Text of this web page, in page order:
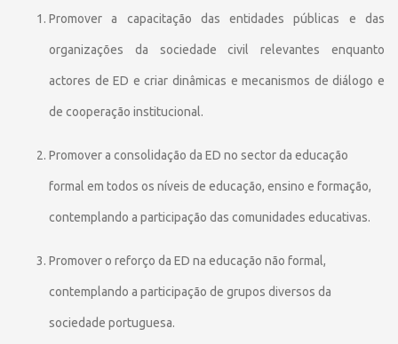
Promover a capacitação das entidades públicas e das
organizações da sociedade civil relevantes enquanto
actores de ED e criar dinâmicas e mecanismos de diálogo e
de cooperação institucional.
Promover a consolidação da ED no sector da educação
formal em todos os níveis de educação, ensino e formação,
contemplando a participação das comunidades educativas.
Promover o reforço da ED na educação não formal,
contemplando a participação de grupos diversos da
sociedade portuguesa.